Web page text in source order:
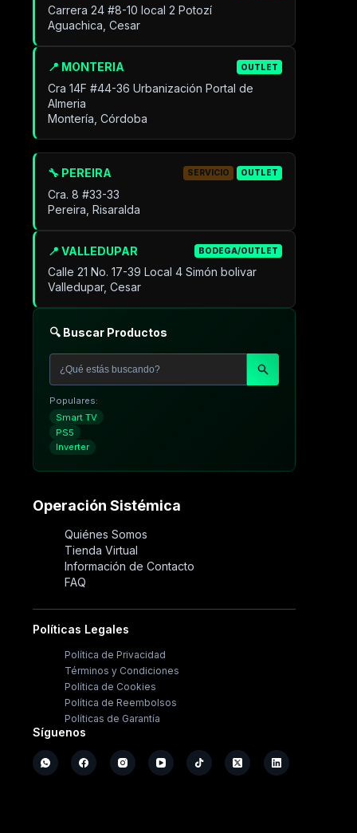
Carrera 24 #8-10 local 2 Potozí
Aguachica, Cesar
📍 MONTERIA OUTLET
Cra 14F #44-36 Urbanización Portal de
Almeria
Montería, Córdoba
📍 VALLEDUPAR BODEGA/OUTLET
Calle 21 No. 17-39 Local 4 Simón bolivar
Valledupar, Cesar
🔧 PEREIRA SERVICIO OUTLET
Cra. 8 #33-33
Pereira, Risaralda
🔍 Buscar Productos
Populares:
Smart TV
PS5
Inverter
Operación Sistémica
Quiénes Somos
Tienda Virtual
Información de Contacto
FAQ
Políticas Legales
Política de Privacidad
Términos y Condiciones
Política de Cookies
Política de Reembolsos
Políticas de Garantía
Síguenos